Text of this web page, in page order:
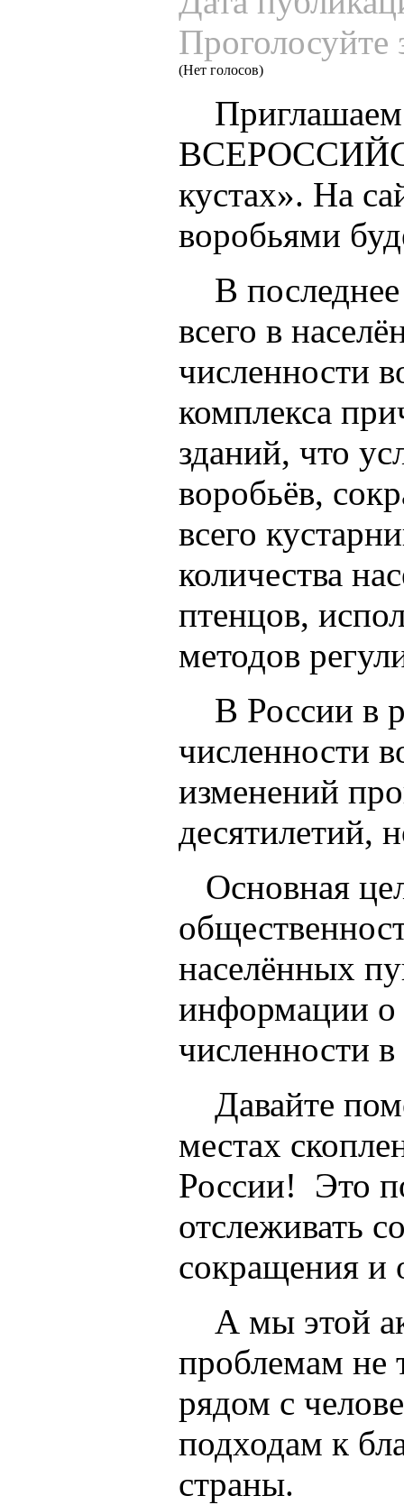
Проголосуйте
(Нет голосов)
Приглашаем
кустах». На
воробьями
В последнее
всего в
численности
комплекса
зданий, что
воробьёв,
всего
количества
птенцов,
методов
В России в
численности
изменений
десятилетий,
Основная
населённых
информации о
численности
Давайте
местах
России! Это
отслеживать
сокращения и
А мы этой
проблемам не
рядом с
подходам к
страны.